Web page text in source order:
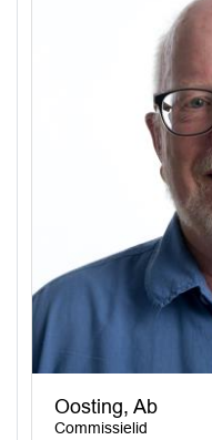
Oosting, Ab
Commissielid